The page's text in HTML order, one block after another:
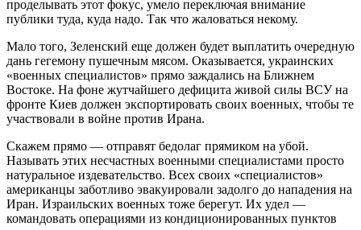
проделывать этот фокус, умело переключая внимание
публики туда, куда надо. Так что жаловаться некому.
Мало того, Зеленский еще должен будет выплатить очередную
дань гегемону пушечным мясом. Оказывается, украинских
«военных специалистов» прямо заждались на Ближнем
Востоке. На фоне жутчайшего дефицита живой силы ВСУ на
фронте Киев должен экспортировать своих военных, чтобы те
участвовали в войне против Ирана.
Скажем прямо — отправят бедолаг прямиком на убой.
Называть этих несчастных военными специалистами просто
натуральное издевательство. Всех своих «специалистов»
американцы заботливо эвакуировали задолго до нападения на
Иран. Израильских военных тоже берегут. Их удел —
командовать операциями из кондиционированных пунктов